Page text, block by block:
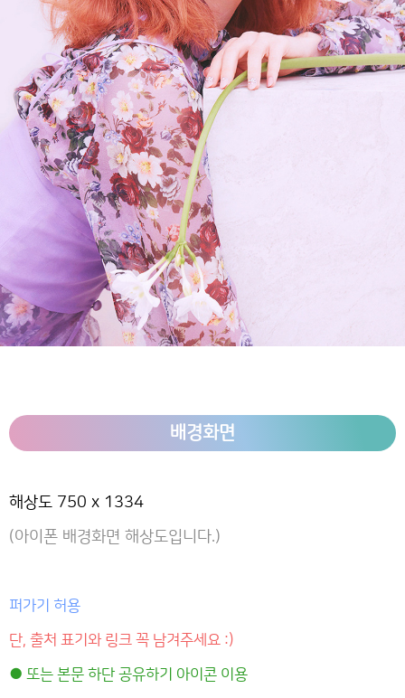
배경화면
해상도 750 x 1334
(아이폰 배경화면 해상도입니다.)
퍼가기 허용
단, 출처 표기와 링크 꼭 남겨주세요 :)
● 또는 본문 하단 공유하기 아이콘 이용